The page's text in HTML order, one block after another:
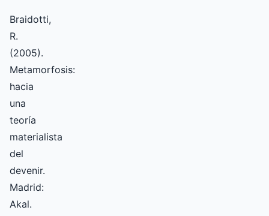
Braidotti,
R.
(2005).
Metamorfosis:
hacia
una
teoría
materialista
del
devenir.
Madrid:
Akal.